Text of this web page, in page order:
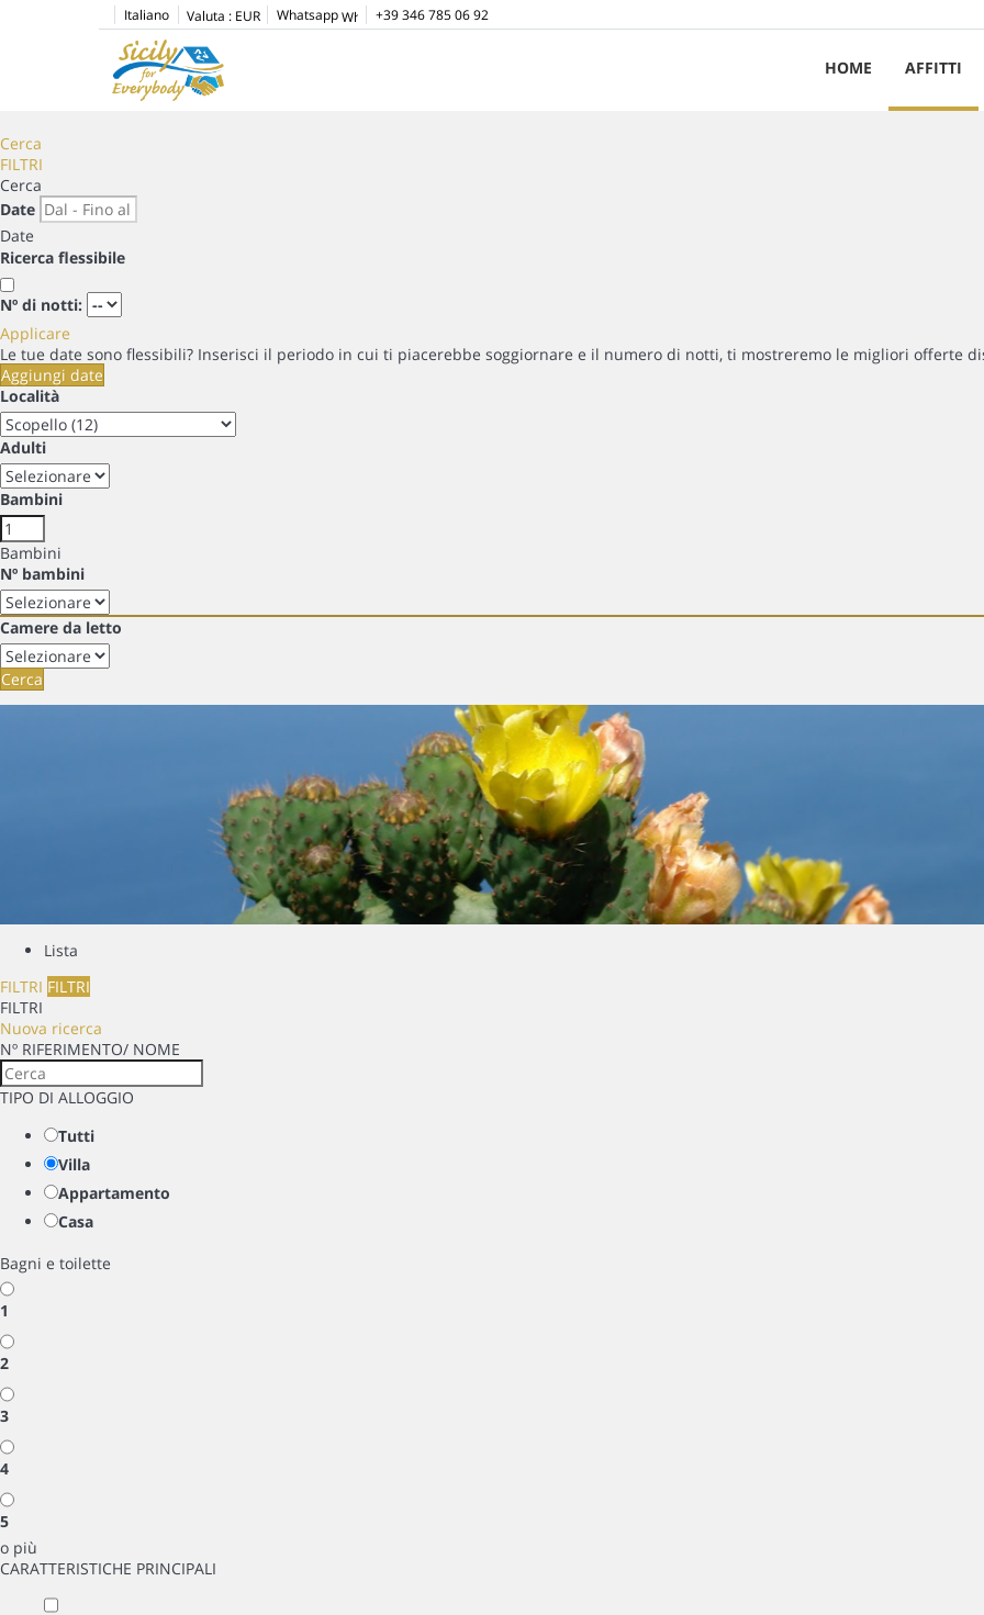
Italiano Valuta : EUR Whatsapp +39 346 785 06 92
HOME AFFITTI
Cerca
FILTRI
Cerca
Date
Date
Ricerca flessibile
Nº di notti:
Applicare
Le tue date sono flessibili? Inserisci il periodo in cui ti piacerebbe soggiornare e il numero di notti, ti mostreremo le migliori offerte
Aggiungi date
Località
Adulti
Bambini
Bambini
Nº bambini
Camere da letto
Cerca
Lista
FILTRI FILTRI
FILTRI
Nuova ricerca
Nº RIFERIMENTO/ NOME
TIPO DI ALLOGGIO
Tutti
Villa
Appartamento
Casa
Bagni e toilette
1
2
3
4
5
o più
CARATTERISTICHE PRINCIPALI